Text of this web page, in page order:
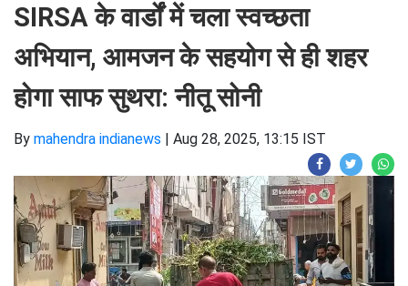
SIRSA के वार्डों में चला स्वच्छता
अभियान, आमजन के सहयोग से ही शहर
होगा साफ सुथरा: नीतू सोनी
By mahendra indianews | Aug 28, 2025, 13:15 IST